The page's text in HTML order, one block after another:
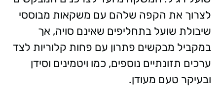
לצרוך את הקפה שלהם עם משקאות מבוססי
שיבולת שועל בתחליפים שאינם סויה, אך
במקביל מבקשים פתרון עם פחות קלוריות לצד
ערכים תזונתיים נוספים, כמו ויטמינים וסידן
ובעיקר טעם מעודן.